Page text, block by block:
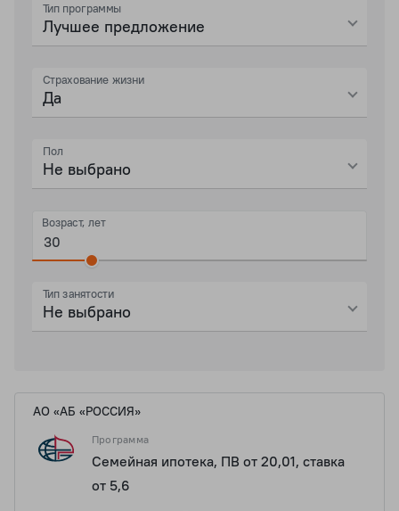
Тип программы
Лучшее предложение
Страхование жизни
Да
Пол
Не выбрано
Возраст, лет
Тип занятости
Не выбрано
АО «АБ «РОССИЯ»
Программа
Семейная ипотека, ПВ от 20,01, ставка
от 5,6